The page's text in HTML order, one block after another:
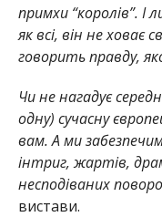
примхи “королів”. І
як всі, він не ховає
говорить правду,
Чи не нагадує
одну) сучасну
вам. А ми
інтриг, жартів,
несподіваних
вистави.